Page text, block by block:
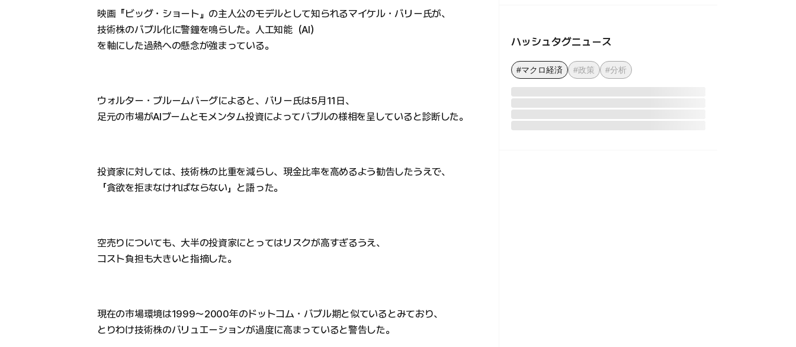
映画『ビッグ・ショート』の主人公のモデルとして知られるマイケル・バリー氏が、
技術株のバブル化に警鐘を鳴らした。人工知能（AI）
を軸にした過熱への懸念が強まっている。
ウォルター・ブルームバーグによると、バリー氏は5月11日、
足元の市場がAIブームとモメンタム投資によってバブルの様相を呈していると診断した。
投資家に対しては、技術株の比重を減らし、現金比率を高めるよう勧告したうえで、
「貪欲を拒まなければならない」と語った。
空売りについても、大半の投資家にとってはリスクが高すぎるうえ、
コスト負担も大きいと指摘した。
現在の市場環境は1999～2000年のドットコム・バブル期と似ているとみており、
とりわけ技術株のバリュエーションが過度に高まっていると警告した。
ハッシュタグニュース
#マクロ経済 #政策 #分析